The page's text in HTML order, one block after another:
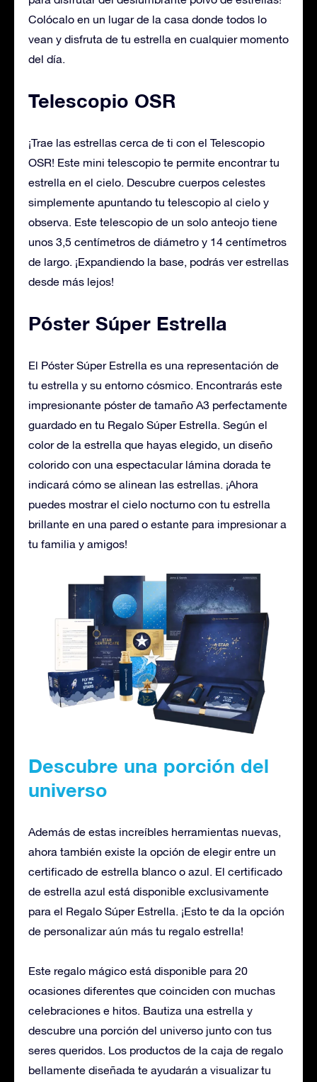
Colócalo en un lugar de la casa donde todos lo
vean y disfruta de tu estrella en cualquier momento
del día.
Telescopio OSR
¡Trae las estrellas cerca de ti con el Telescopio
OSR! Este mini telescopio te permite encontrar tu
estrella en el cielo. Descubre cuerpos celestes
simplemente apuntando tu telescopio al cielo y
observa. Este telescopio de un solo anteojo tiene
unos 3,5 centímetros de diámetro y 14 centímetros
de largo. ¡Expandiendo la base, podrás ver estrellas
desde más lejos!
Póster Súper Estrella
El Póster Súper Estrella es una representación de
tu estrella y su entorno cósmico. Encontrarás este
impresionante póster de tamaño A3 perfectamente
guardado en tu Regalo Súper Estrella. Según el
color de la estrella que hayas elegido, un diseño
colorido con una espectacular lámina dorada te
indicará cómo se alinean las estrellas. ¡Ahora
puedes mostrar el cielo nocturno con tu estrella
brillante en una pared o estante para impresionar a
tu familia y amigos!
Descubre una porción del
universo
Además de estas increíbles herramientas nuevas,
ahora también existe la opción de elegir entre un
certificado de estrella blanco o azul. El certificado
de estrella azul está disponible exclusivamente
para el Regalo Súper Estrella. ¡Esto te da la opción
de personalizar aún más tu regalo estrella!
Este regalo mágico está disponible para 20
ocasiones diferentes que coinciden con muchas
celebraciones e hitos. Bautiza una estrella y
descubre una porción del universo junto con tus
seres queridos. Los productos de la caja de regalo
bellamente diseñada te ayudarán a visualizar tu